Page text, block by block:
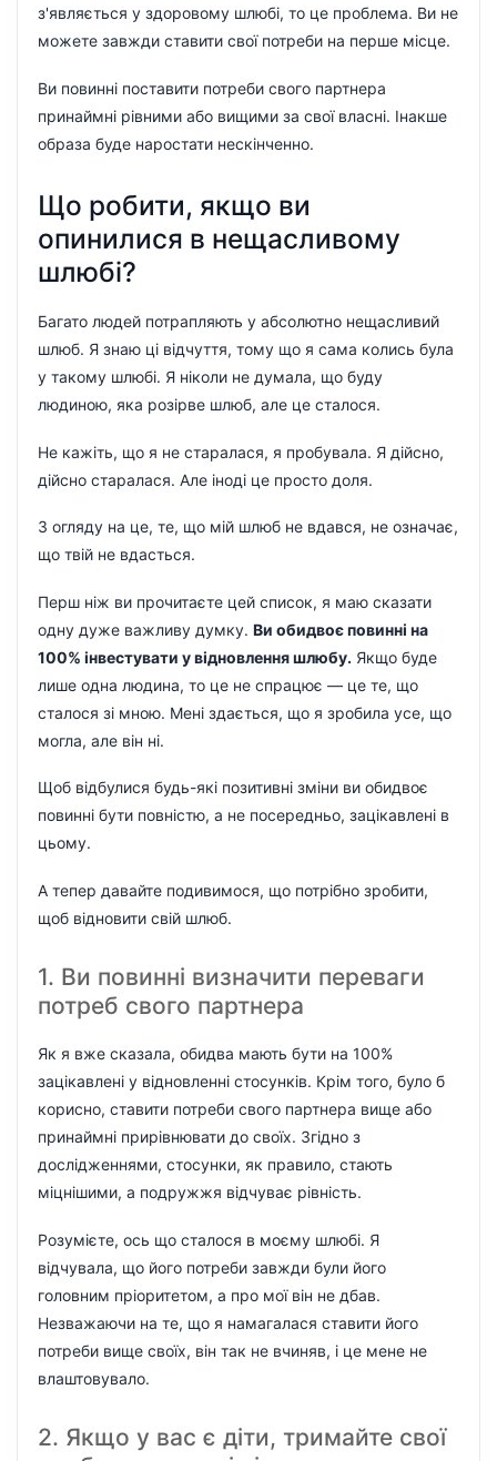
з'являється у здоровому шлюбі, то це проблема. Ви не
можете завжди ставити свої потреби на перше місце.
Ви повинні поставити потреби свого партнера
принаймні рівними або вищими за свої власні. Інакше
образа буде наростати нескінченно.
Що робити, якщо ви
опинилися в нещасливому
шлюбі?
Багато людей потрапляють у абсолютно нещасливий
шлюб. Я знаю ці відчуття, тому що я сама колись була
у такому шлюбі. Я ніколи не думала, що буду
людиною, яка розірве шлюб, але це сталося.
Не кажіть, що я не старалася, я пробувала. Я дійсно,
дійсно старалася. Але іноді це просто доля.
З огляду на це, те, що мій шлюб не вдався, не означає,
що твій не вдасться.
Перш ніж ви прочитаєте цей список, я маю сказати
одну дуже важливу думку. Ви обидвоє повинні на
100% інвестувати у відновлення шлюбу. Якщо буде
лише одна людина, то це не спрацює — це те, що
сталося зі мною. Мені здається, що я зробила усе, що
могла, але він ні.
Щоб відбулися будь-які позитивні зміни ви обидвоє
повинні бути повністю, а не посередньо, зацікавлені в
цьому.
А тепер давайте подивимося, що потрібно зробити,
щоб відновити свій шлюб.
1. Ви повинні визначити переваги
потреб свого партнера
Як я вже сказала, обидва мають бути на 100%
зацікавлені у відновленні стосунків. Крім того, було б
корисно, ставити потреби свого партнера вище або
принаймні прирівнювати до своїх. Згідно з
дослідженнями, стосунки, як правило, стають
міцнішими, а подружжя відчуває рівність.
Розумієте, ось що сталося в моєму шлюбі. Я
відчувала, що його потреби завжди були його
головним пріоритетом, а про мої він не дбав.
Незважаючи на те, що я намагалася ставити його
потреби вище своїх, він так не вчиняв, і це мене не
влаштовувало.
2. Якщо у вас є діти, тримайте свої